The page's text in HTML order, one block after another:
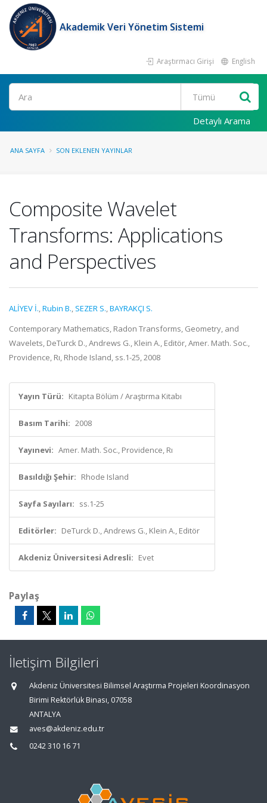
Akademik Veri Yönetim Sistemi
Araştırmacı Girişi English
Ara
Detaylı Arama
ANA SAYFA SON EKLENEN YAYINLAR
Composite Wavelet
Transforms: Applications
and Perspectives
ALİYEV İ.,Rubin B., SEZER S.,BAYRAKÇI S.
Contemporary Mathematics, Radon Transforms, Geometry, and
Wavelets, DeTurck D., Andrews G., Klein A., Editör, Amer. Math. Soc.,
Providence, Rı, Rhode Island, ss.1-25, 2008
Yayın Türü: Kitapta Bölüm / Araştırma Kitabı
Basım Tarihi: 2008
Yayınevi: Amer. Math. Soc., Providence, Rı
Basıldığı Şehir: Rhode Island
Sayfa Sayıları: ss.1-25
Editörler: DeTurck D., Andrews G., Klein A., Editör
Akdeniz Üniversitesi Adresli: Evet
Paylaş
İletişim Bilgileri
Akdeniz Üniversitesi Bilimsel Araştırma Projeleri Koordinasyon
Birimi Rektörlük Binası, 07058
ANTALYA
aves@akdeniz.edu.tr
0242 310 16 71